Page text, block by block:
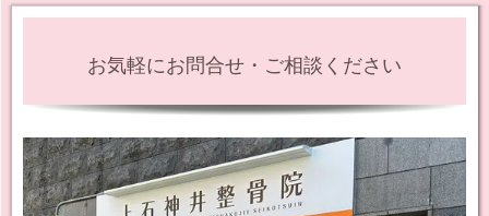
お気軽にお問合せ・ご相談ください